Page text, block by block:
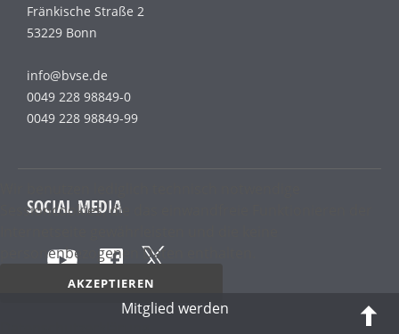
Fränkische Straße 2
53229 Bonn
info@bvse.de
0049 228 98849-0
0049 228 98849-99
SOCIAL MEDIA
Mitglied werden
Sessioncookies, die das einwandfreie Funktionieren der
personenbezogenen Daten enthalten.
AKZEPTIEREN